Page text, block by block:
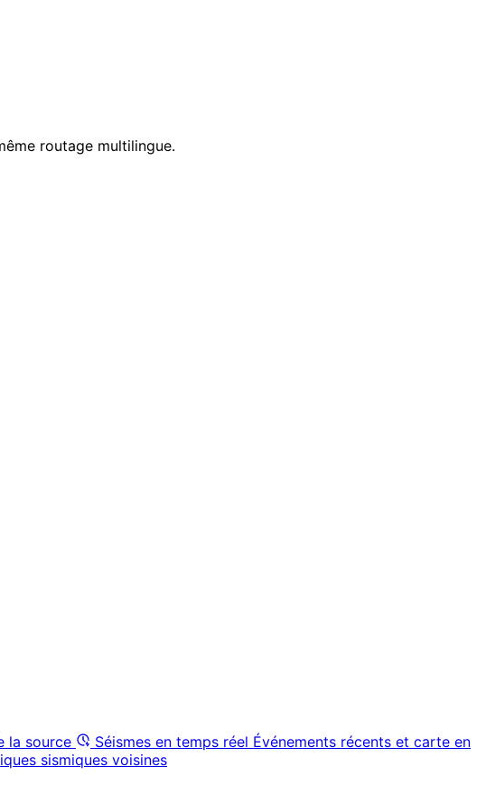
routage multilingue.
la source Séismes en temps réel Événements récents et carte en
sismiques voisines